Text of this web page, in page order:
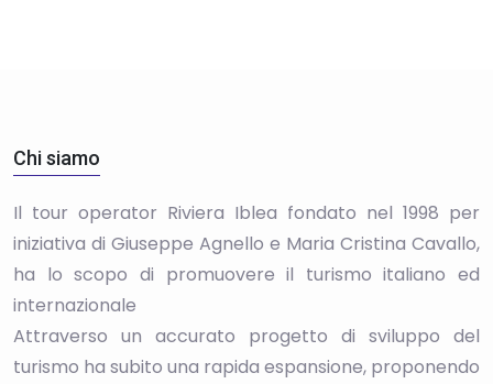
Chi siamo
Il tour operator Riviera Iblea fondato nel 1998 per
iniziativa di Giuseppe Agnello e Maria Cristina Cavallo,
ha lo scopo di promuovere il turismo italiano ed
internazionale
Attraverso un accurato progetto di sviluppo del
turismo ha subito una rapida espansione, proponendo